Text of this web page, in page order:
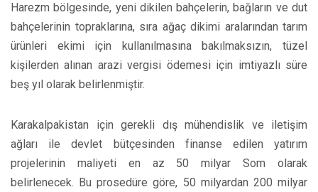
Harezm bölgesinde, yeni dikilen bahçelerin, bağların ve dut
bahçelerinin topraklarına, sıra ağaç dikimi aralarından tarım
ürünleri ekimi için kullanılmasına bakılmaksızın, tüzel
kişilerden alınan arazi vergisi ödemesi için imtiyazlı süre
beş yıl olarak belirlenmiştir.
Karakalpakistan için gerekli dış mühendislik ve iletişim
ağları ile devlet bütçesinden finanse edilen yatırım
projelerinin maliyeti en az 50 milyar Som olarak
belirlenecek. Bu prosedüre göre, 50 milyardan 200 milyar